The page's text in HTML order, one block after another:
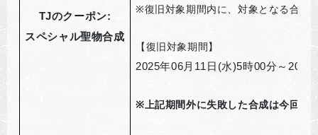
TJのクーポン:
スペシャル聖物合成
※復旧対象期間内に、対象となる合成
【復旧対象期間】
2025年06月11日(水)5時00分～2025
※ 上記期間外に失敗した合成は今回の